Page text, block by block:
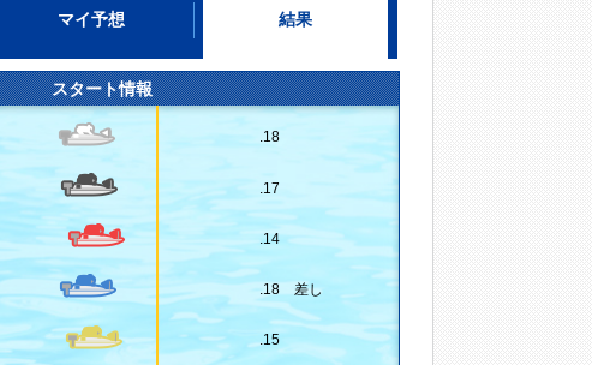
マイ予想 結果
スタート情報
.18
.17
.14
.18 差し
.15